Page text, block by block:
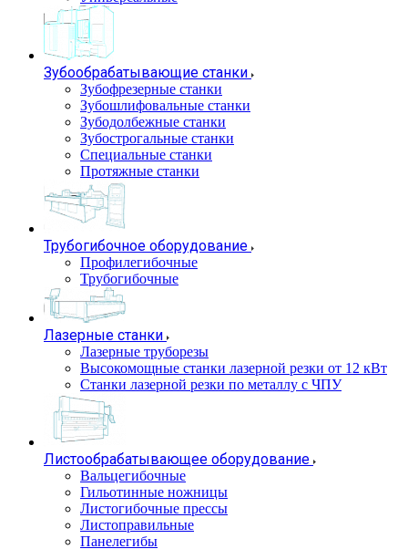
Зубообрабатывающие станки
Зубофрезерные станки
Зубошлифовальные станки
Зубодолбежные станки
Зубострогальные станки
Специальные станки
Протяжные станки
Трубогибочное оборудование
Профилегибочные
Трубогибочные
Лазерные станки
Лазерные труборезы
Высокомощные станки лазерной резки от 12 кВт
Станки лазерной резки по металлу с ЧПУ
Листообрабатывающее оборудование
Вальцегибочные
Гильотинные ножницы
Листогибочные прессы
Листоправильные
Панелегибы